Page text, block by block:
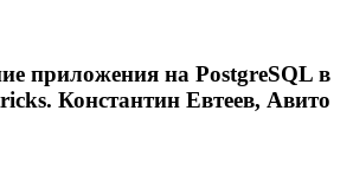
приложения на PostgreSQL в
Константин Евтеев, Авито